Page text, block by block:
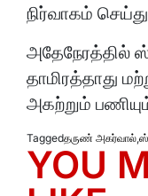
நிர்வாகம் செய்து
அதேநேரத்தில்
தாமிரத்தாது
அகற்றும்
Taggedதருண் அகர்வால்,
YOU